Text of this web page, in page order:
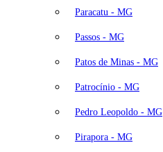
Paracatu - MG
Passos - MG
Patos de Minas - MG
Patrocínio - MG
Pedro Leopoldo - MG
Pirapora - MG